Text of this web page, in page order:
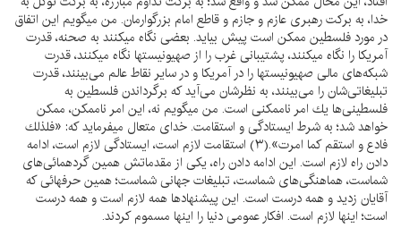
خدا، به بركت رهبرى عازم و جازم و قاطع امام بزرگوارمان. من ميگويم اين اتفاق
در مورد فلسطين ممكن است پيش بيايد. بعضى نگاه ميكنند به صحنه، قدرت
آمريكا را نگاه ميكنند، پشتيبانى غرب را از صهيونيستها نگاه ميكنند، قدرت
شبكه‌هاى مالى صهيونيستها را در آمريكا و در ساير نقاط عالم مى‌بينند، قدرت
تبليغاتى‌شان را مى‌بينند، به نظرشان مى‌آيد كه برگرداندن فلسطين به
فلسطينى‌ها يك امر ناممكنى است. من ميگويم نه، اين امر ناممكن، ممكن
خواهد شد؛ به شرط ايستادگى و استقامت. خداى متعال ميفرمايد كه: «فلذلك
فادع و استقم كما امرت».(۳) استقامت لازم است، ايستادگى لازم است، ادامه
دادن راه لازم است. اين ادامه دادن راه، يكى از مقدماتش همين گردهمائى‌هاى
شماست، هماهنگى‌هاى شماست، تبليغات جهانى شماست؛ همين حرفهائى كه
آقايان زديد و همه درست است. اين پيشنهادها همه لازم است و همه درست
است؛ اينها لازم است. افكار عمومى دنيا را اينها مسموم كردند.